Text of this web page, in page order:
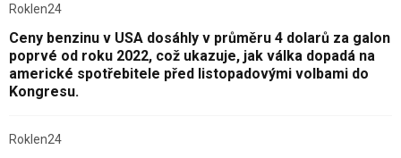
Roklen24
Ceny benzinu v USA dosáhly v průměru 4 dolarů za galon
poprvé od roku 2022, což ukazuje, jak válka dopadá na
americké spotřebitele před listopadovými volbami do
Kongresu.
Roklen24